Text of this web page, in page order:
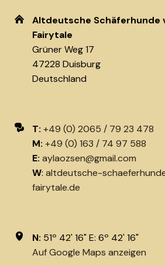
Altdeutsche Schäferhunde
Fairytale
Grüner Weg 17
47228 Duisburg
Deutschland
T: +49 (0) 2065 / 79 23 478
M: +49 (0) 163 / 74 97 588
E: aylaozsen@gmail.com
W: altdeutsche-
fairytale.de
N: 51º 42' 16" E: 6º 42' 16"
Auf Google Maps anzeigen